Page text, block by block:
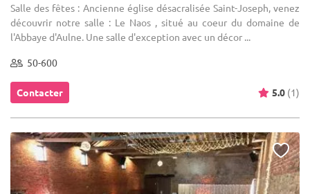
Salle des fêtes : Ancienne église désacralisée Saint-Joseph, venez
découvrir notre salle : Le Naos , situé au coeur du domaine de
l'Abbaye d'Aulne. Une salle d'exception avec un décor ...
50-600
Contacter 5.0 (1)